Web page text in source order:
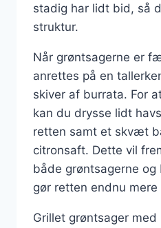
stadig har lidt bid, så
struktur.
Når grøntsagerne er
anrettes på en
skiver af burrata. For
kan du drysse lidt
retten samt et skvæt
citronsaft. Dette vil
både grøntsagerne
gør retten endnu
Grillet grøntsager